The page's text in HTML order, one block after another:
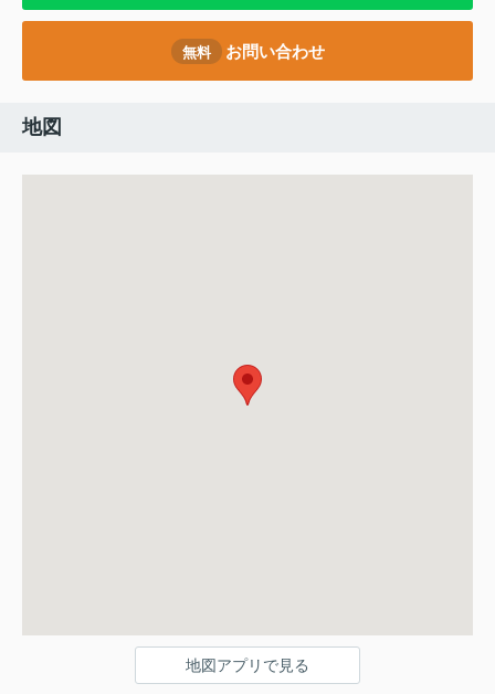
無料 お問い合わせ
地図
地図アプリで見る